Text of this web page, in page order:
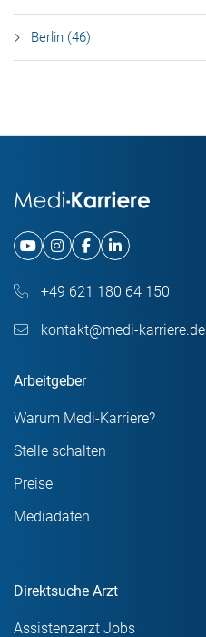
Berlin (46)
+49 621 180 64 150
kontakt@medi-karriere.de
Arbeitgeber
Warum Medi-Karriere?
Stelle schalten
Preise
Mediadaten
Direktsuche Arzt
Assistenzarzt Jobs